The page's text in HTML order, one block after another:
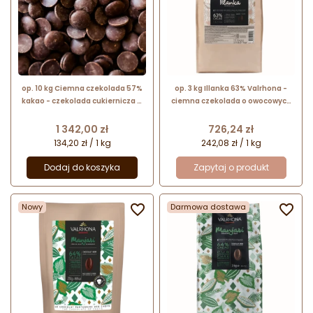
op. 10 kg Ciemna czekolada 57%
kakao - czekolada cukiernicza w
Master Martini
Cena
1 342,00 zł
134,20 zł / 1 kg
Dodaj do koszyka
op. 3 kg Illanka 63% Valrhona -
ciemna czekolada o owocowych
kuwertura w kaletkach
Cena
726,24 zł
242,08 zł / 1 kg
Zapytaj o produkt
Nowy  Darmowa dostawa 